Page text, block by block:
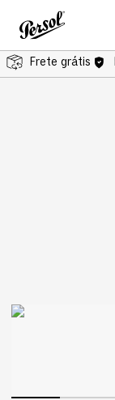
Frete grátis